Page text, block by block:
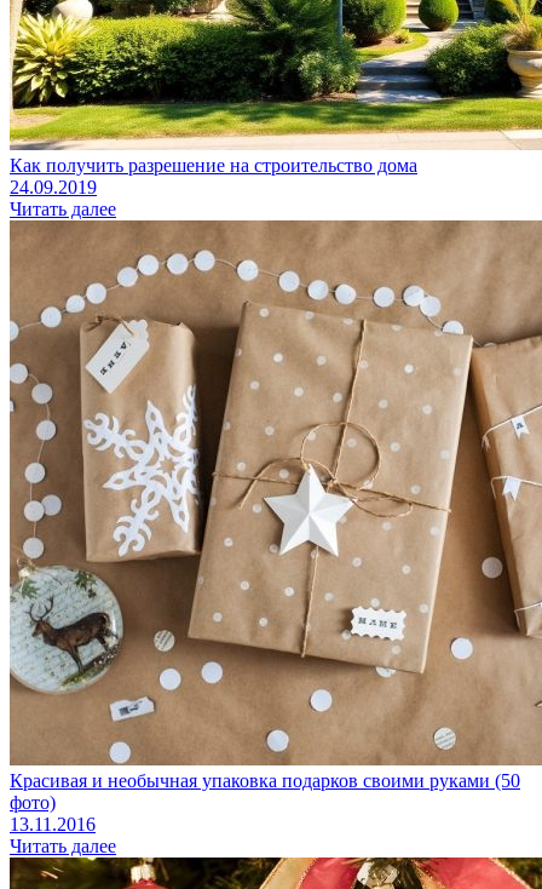
Как получить разрешение на строительство дома
24.09.2019
Читать далее
Красивая и необычная упаковка подарков своими руками (50
фото)
13.11.2016
Читать далее